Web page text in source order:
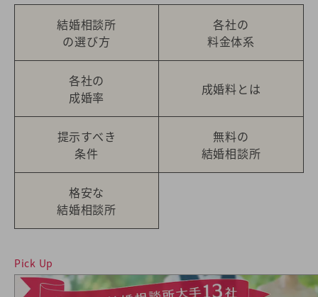
結婚相談所
の選び方
各社の
料金体系
各社の
成婚率
成婚料とは
提示すべき
条件
無料の
結婚相談所
格安な
結婚相談所
Pick Up